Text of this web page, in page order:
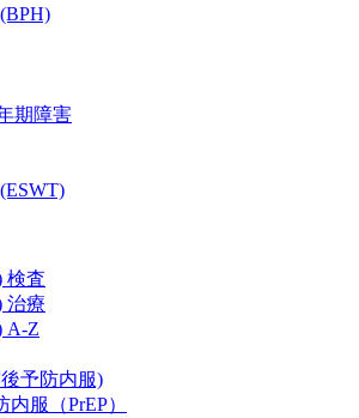
期障害
検査
治療
A-Z
予防内服)
服（PrEP）